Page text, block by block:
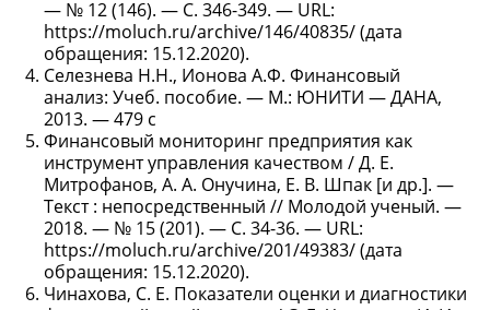
— № 12 (146). — С. 346-349. — URL:
https://moluch.ru/archive/146/40835/ (дата
обращения: 15.12.2020).
Селезнева Н.Н., Ионова А.Ф. Финансовый
анализ: Учеб. пособие. — М.: ЮНИТИ — ДАНА,
2013. — 479 с
Финансовый мониторинг предприятия как
инструмент управления качеством / Д. Е.
Митрофанов, А. А. Онучина, Е. В. Шпак [и др.]. —
Текст : непосредственный // Молодой ученый. —
2018. — № 15 (201). — С. 34-36. — URL:
https://moluch.ru/archive/201/49383/ (дата
обращения: 15.12.2020).
Чинахова, С. Е. Показатели оценки и диагностики